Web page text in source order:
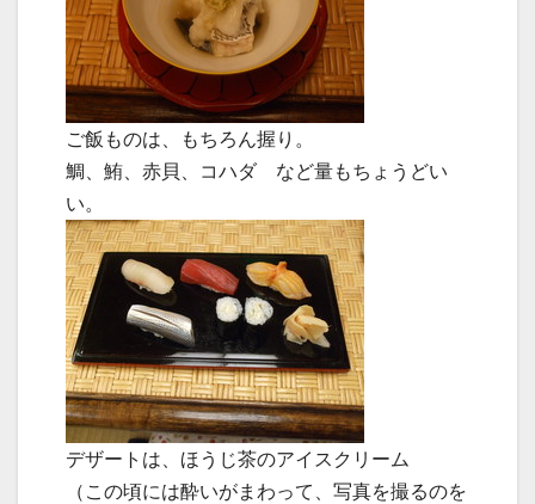
ご飯ものは、もちろん握り。
鯛、鮪、赤貝、コハダ など量もちょうどい
い。
デザートは、ほうじ茶のアイスクリーム
（この頃には酔いがまわって、写真を撮るのを